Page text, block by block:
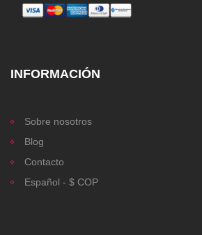
INFORMACIÓN
Sobre nosotros
Blog
Contacto
Español - $ COP